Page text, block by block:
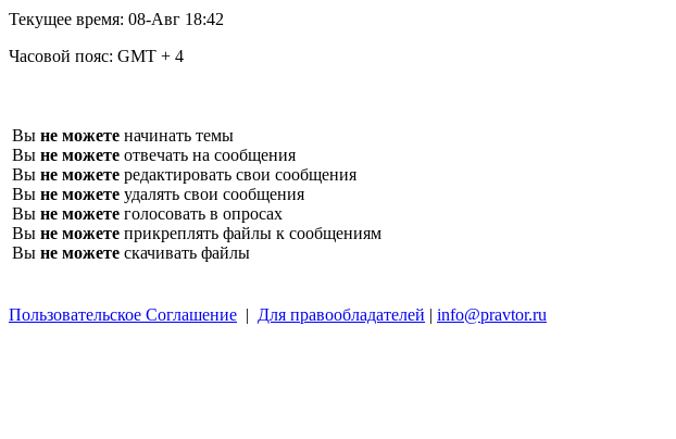
Текущее время: 08-Авг 18:42
Часовой пояс: GMT + 4
Вы не можете начинать темы
Вы не можете отвечать на сообщения
Вы не можете редактировать свои сообщения
Вы не можете удалять свои сообщения
Вы не можете голосовать в опросах
Вы не можете прикреплять файлы к сообщениям
Вы не можете скачивать файлы
Пользовательское Соглашение | Для правообладателей | info@pravtor.ru